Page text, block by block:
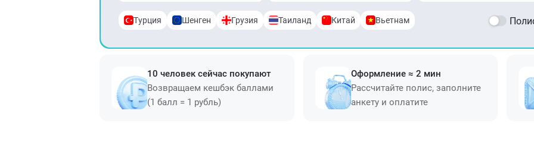
Турция Шенген Грузия Таиланд Китай Вьетнам
10 человек сейчас покупают
Возвращаем кешбэк баллами
(1 балл = 1 рубль)
Оформление ≈ 2 мин
Рассчитайте полис, заполните
анкету и оплатите